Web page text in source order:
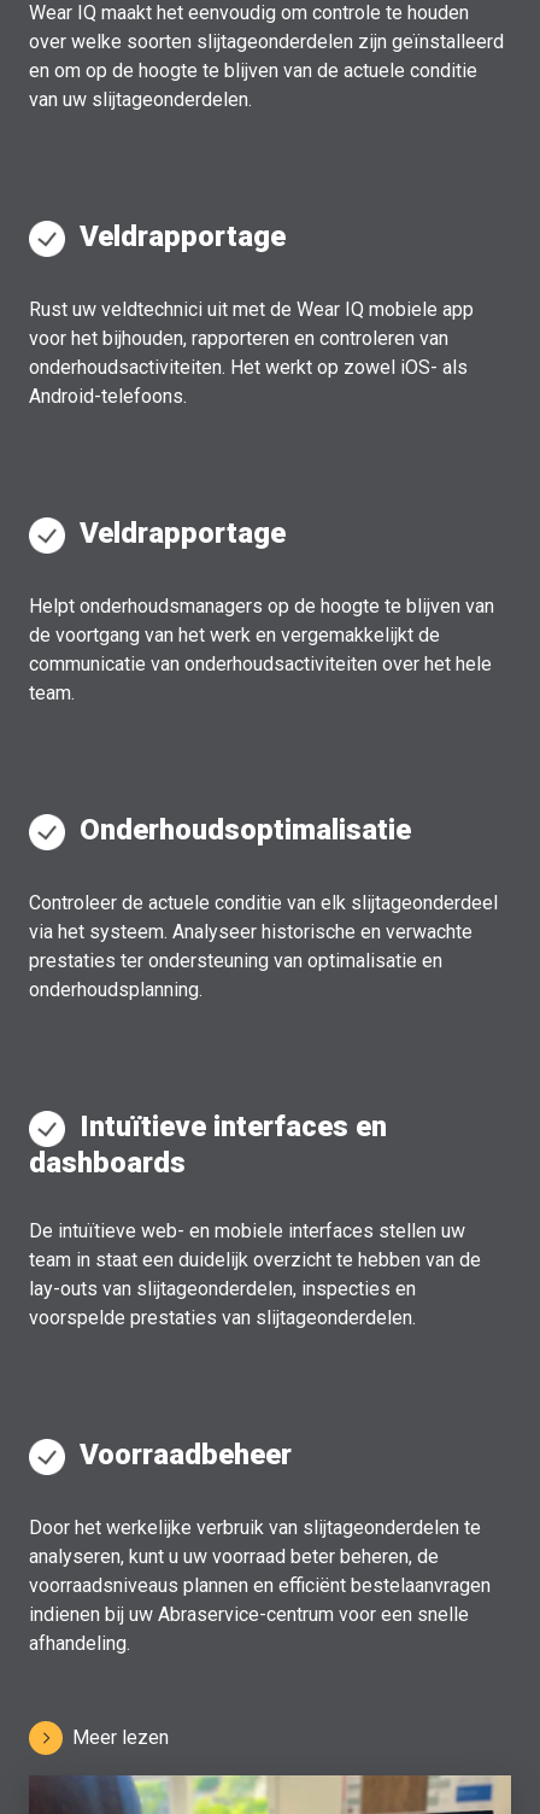
Wear IQ maakt het eenvoudig om controle te houden
over welke soorten slijtageonderdelen zijn geïnstalleerd
en om op de hoogte te blijven van de actuele conditie
van uw slijtageonderdelen.
Veldrapportage
Rust uw veldtechnici uit met de Wear IQ mobiele app
voor het bijhouden, rapporteren en controleren van
onderhoudsactiviteiten. Het werkt op zowel iOS- als
Android-telefoons.
Veldrapportage
Helpt onderhoudsmanagers op de hoogte te blijven van
de voortgang van het werk en vergemakkelijkt de
communicatie van onderhoudsactiviteiten over het hele
team.
Onderhoudsoptimalisatie
Controleer de actuele conditie van elk slijtageonderdeel
via het systeem. Analyseer historische en verwachte
prestaties ter ondersteuning van optimalisatie en
onderhoudsplanning.
Intuïtieve interfaces en
dashboards
De intuïtieve web- en mobiele interfaces stellen uw
team in staat een duidelijk overzicht te hebben van de
lay-outs van slijtageonderdelen, inspecties en
voorspelde prestaties van slijtageonderdelen.
Voorraadbeheer
Door het werkelijke verbruik van slijtageonderdelen te
analyseren, kunt u uw voorraad beter beheren, de
voorraadsniveaus plannen en efficiënt bestelaanvragen
indienen bij uw Abraservice-centrum voor een snelle
afhandeling.
Meer lezen